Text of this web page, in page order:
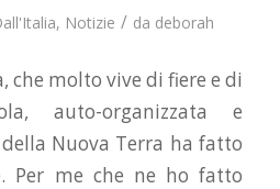
, Notizie / da deborah
che molto vive di fiere e di
auto-organizzata e
Nuova Terra ha fatto
Per me che ne ho fatto